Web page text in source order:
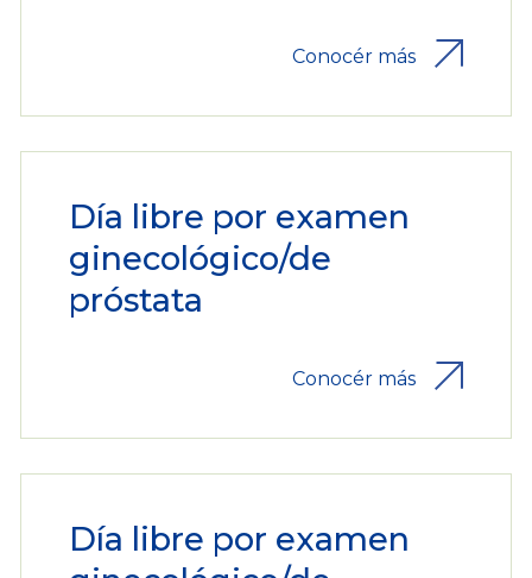
Conocér más
Día libre por examen
ginecológico/de
próstata
Conocér más
Día libre por examen